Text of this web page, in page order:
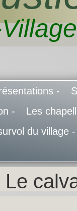
-
- Les
du village -
Le